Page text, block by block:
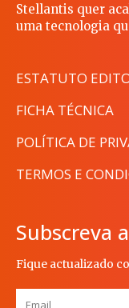
Stellantis quer
uma tecnologia
ESTATUTO
FICHA TÉCNICA
POLÍTICA DE
TERMOS E
Subscreva
Fique actualizado